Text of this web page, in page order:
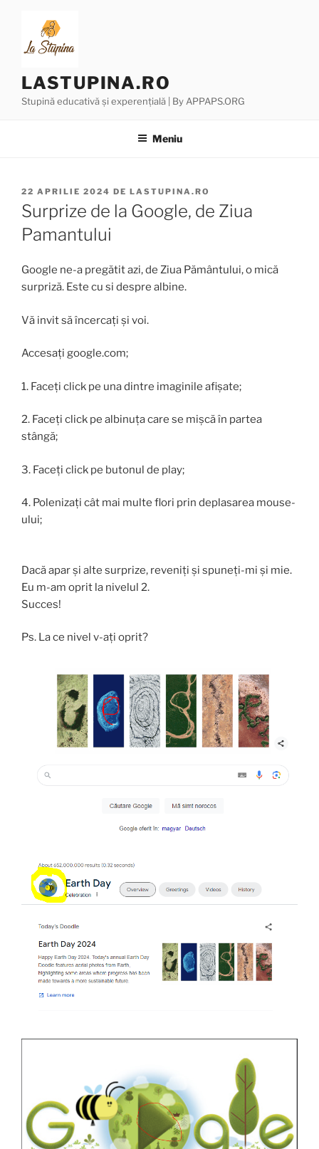
conținut
LASTUPINA.RO
Stupină educativă și experențială | By APPAPS.ORG
Meniu
PUBLICAT
PE
22 APRILIE 2024 DE LASTUPINA.RO
Surprize de la Google, de Ziua
Pamantului
Google ne-a pregătit azi, de Ziua Pământului, o mică
surpriză. Este cu si despre albine.
Vă invit să încercați și voi.
Accesați google.com;
1. Faceți click pe una dintre imaginile afișate;
2. Faceți click pe albinuța care se mișcă în partea
stângă;
3. Faceți click pe butonul de play;
4. Polenizați cât mai multe flori prin deplasarea mouse-
ului;
Dacă apar și alte surprize, reveniți și spuneți-mi și mie.
Eu m-am oprit la nivelul 2.
Succes!
Ps. La ce nivel v-ați oprit?